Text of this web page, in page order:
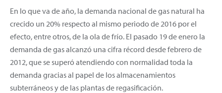
En lo que va de año, la demanda nacional de gas natural ha
crecido un 20% respecto al mismo periodo de 2016 por el
efecto, entre otros, de la ola de frío. El pasado 19 de enero la
demanda de gas alcanzó una cifra récord desde febrero de
2012, que se superó atendiendo con normalidad toda la
demanda gracias al papel de los almacenamientos
subterráneos y de las plantas de regasificación.